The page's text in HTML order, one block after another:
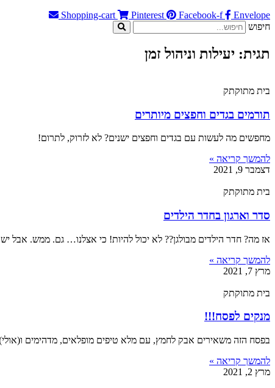
Shopping-cart
Pinterest Facebook-f
Envelope
חיפוש
תגית: יעילות וניהול זמן
בית מתוקתק
תורמים בגדים וחפצים מיותרים
מחפשים מה לעשות עם בגדים וחפצים ישנים? לא לזרוק, לתרום!
להמשך קריאה »
דצמבר 9, 2021
בית מתוקתק
סדר וארגון בחדר הילדים
אז מה? חדר הילדים מבולגן?? לא יכול להיות! כי אצלנו… גם. ממש. אבל
להמשך קריאה »
מרץ 7, 2021
בית מתוקתק
מנקים לפסח!!!
בפסח הזה משאירים אבק לחמץ, עם מלא טיפים מופלאים, מדהימים ו(אולי)
להמשך קריאה »
מרץ 2, 2021